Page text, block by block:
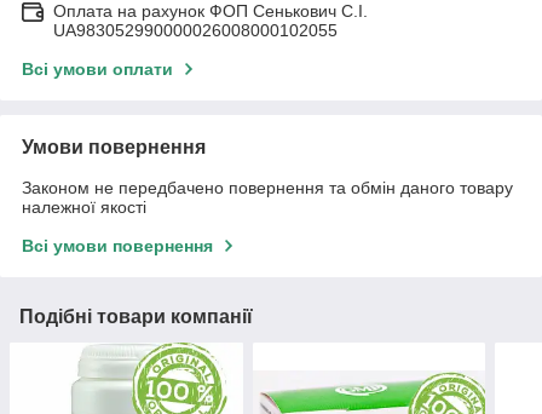
Оплата на рахунок ФОП Сенькович С.І.
UA983052990000026008000102055
Всі умови оплати
Умови повернення
Законом не передбачено повернення та обмін даного товару
належної якості
Всі умови повернення
Подібні товари компанії